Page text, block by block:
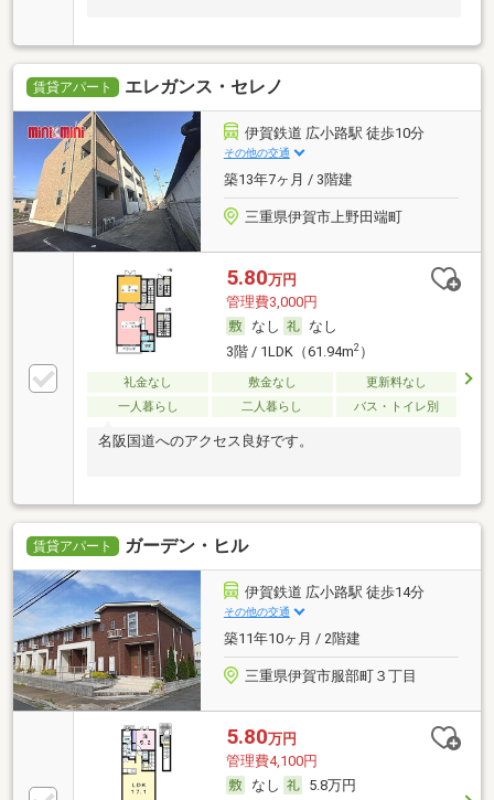
賃貸アパート エレガンス・セレノ
伊賀鉄道 広小路駅 徒歩10分
その他の交通
築13年7ヶ月 / 3階建
三重県伊賀市上野田端町
5.80万円
管理費3,000円
なし
なし
3階 / 1LDK（61.94m2）
礼金なし 敷金なし
更新料なし
一人暮らし
二人暮らし バス・トイレ別
名阪国道へのアクセス良好です。
賃貸アパート ガーデン・ヒル
伊賀鉄道 広小路駅 徒歩14分
その他の交通
築11年10ヶ月 / 2階建
三重県伊賀市服部町３丁目
5.80万円
管理費4,100円
なし
5.8万円